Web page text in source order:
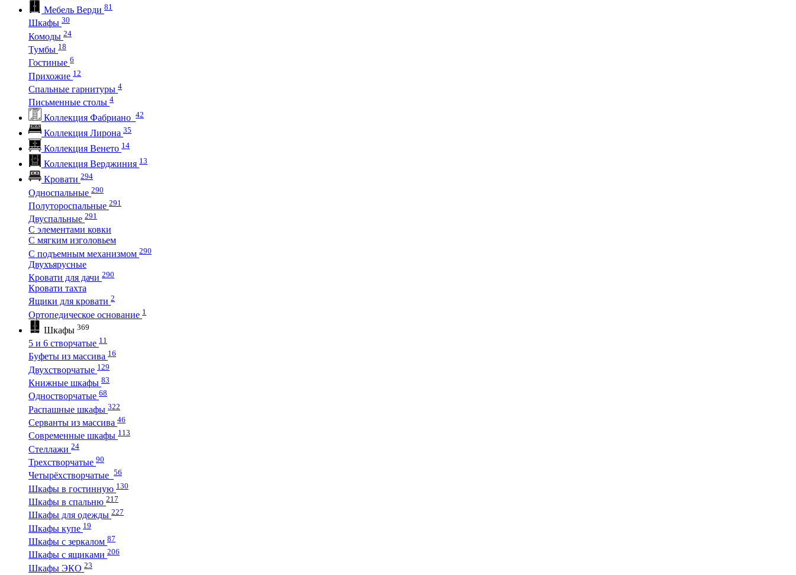
Мебель Верди 81
Шкафы 30
Комоды 24
Тумбы 18
Гостиные 6
Прихожие 12
Спальные гарнитуры 4
Письменные столы 4
Коллекция Фабриано 42
Коллекция Лирона 35
Коллекция Венето 14
Коллекция Верджиния 13
Кровати 294
Односпальные 290
Полутороспальные 291
Двуспальные 291
С элементами ковки
С мягким изголовьем
С подъемным механизмом 290
Двухъярусные
Кровати для дачи 290
Кровати тахта
Ящики для кровати 2
Ортопедическое основание 1
Шкафы 369
5 и 6 створчатые 11
Буфеты из массива 16
Двухстворчатые 129
Книжные шкафы 83
Одностворчатые 68
Распашные шкафы 322
Серванты из массива 46
Современные шкафы 113
Стеллажи 24
Трехстворчатые 90
Четырёхстворчатые 56
Шкафы в гостинную 130
Шкафы в спальню 217
Шкафы для одежды 227
Шкафы купе 19
Шкафы с зеркалом 87
Шкафы с ящиками 206
Шкафы ЭКО 23